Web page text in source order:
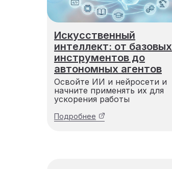
Искусственный
интеллект: от базовых
инструментов до
автономных агентов
Освойте ИИ и нейросети и
начните применять их для
ускорения работы
Подробнее